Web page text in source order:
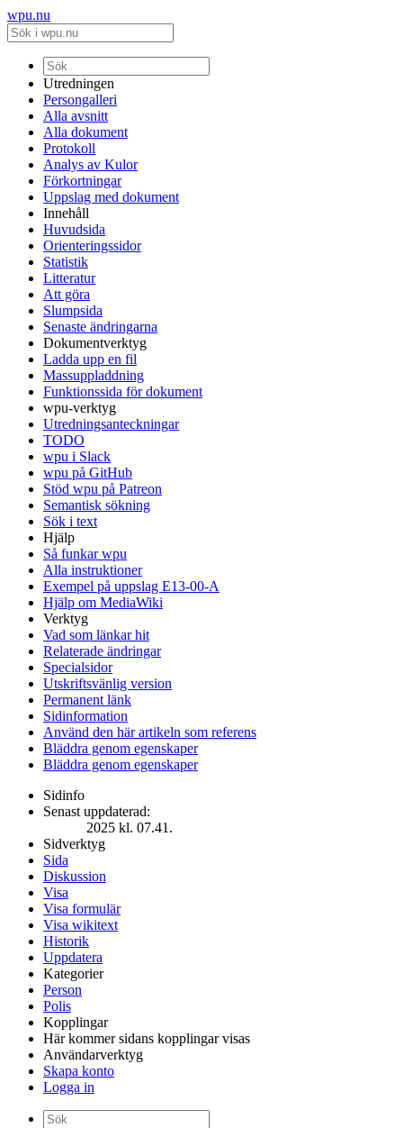
wpu.nu
Utredningen
Persongalleri
Alla avsnitt
Alla dokument
Protokoll
Analys av Kulor
Förkortningar
Uppslag med dokument
Innehåll
Huvudsida
Orienteringssidor
Statistik
Litteratur
Att göra
Slumpsida
Senaste ändringarna
Dokumentverktyg
Ladda upp en fil
Massuppladdning
Funktionssida för dokument
wpu-verktyg
Utredningsanteckningar
TODO
wpu i Slack
wpu på GitHub
Stöd wpu på Patreon
Semantisk sökning
Sök i text
Hjälp
Så funkar wpu
Alla instruktioner
Exempel på uppslag E13-00-A
Hjälp om MediaWiki
Verktyg
Vad som länkar hit
Relaterade ändringar
Specialsidor
Utskriftsvänlig version
Permanent länk
Sidinformation
Använd den här artikeln som referens
Bläddra genom egenskaper
Bläddra genom egenskaper
Sidinfo
Senast uppdaterad:
2025 kl. 07.41.
Sidverktyg
Sida
Diskussion
Visa
Visa formulär
Visa wikitext
Historik
Uppdatera
Kategorier
Person
Polis
Kopplingar
Här kommer sidans kopplingar visas
Användarverktyg
Skapa konto
Logga in